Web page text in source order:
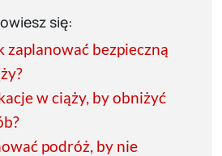
się:
zaplanować bezpieczną
w ciąży, by obniżyć
podróż, by nie